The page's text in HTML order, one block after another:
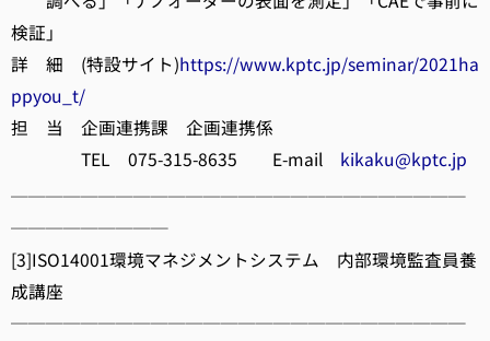
検証」
詳 細 (特設サイト)https://www.kptc.jp/seminar/2021ha
ppyou_t/
担 当 企画連携課 企画連携係
TEL 075-315-8635 E-mail kikaku@kptc.jp
──────────────────────────
─────────
[3]ISO14001環境マネジメントシステム 内部環境監査員養
成講座
──────────────────────────